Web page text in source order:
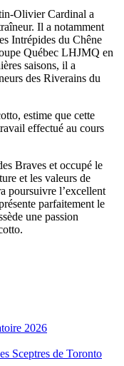
Olivier Cardinal a
Il a notamment
Intrépides du Chêne
Québec LHJMQ en
saisons, il a
des Riverains du
estime que cette
effectué au cours
Braves et occupé le
et les valeurs de
poursuivre l’excellent
parfaitement le
une passion
2026
Sceptres de Toronto